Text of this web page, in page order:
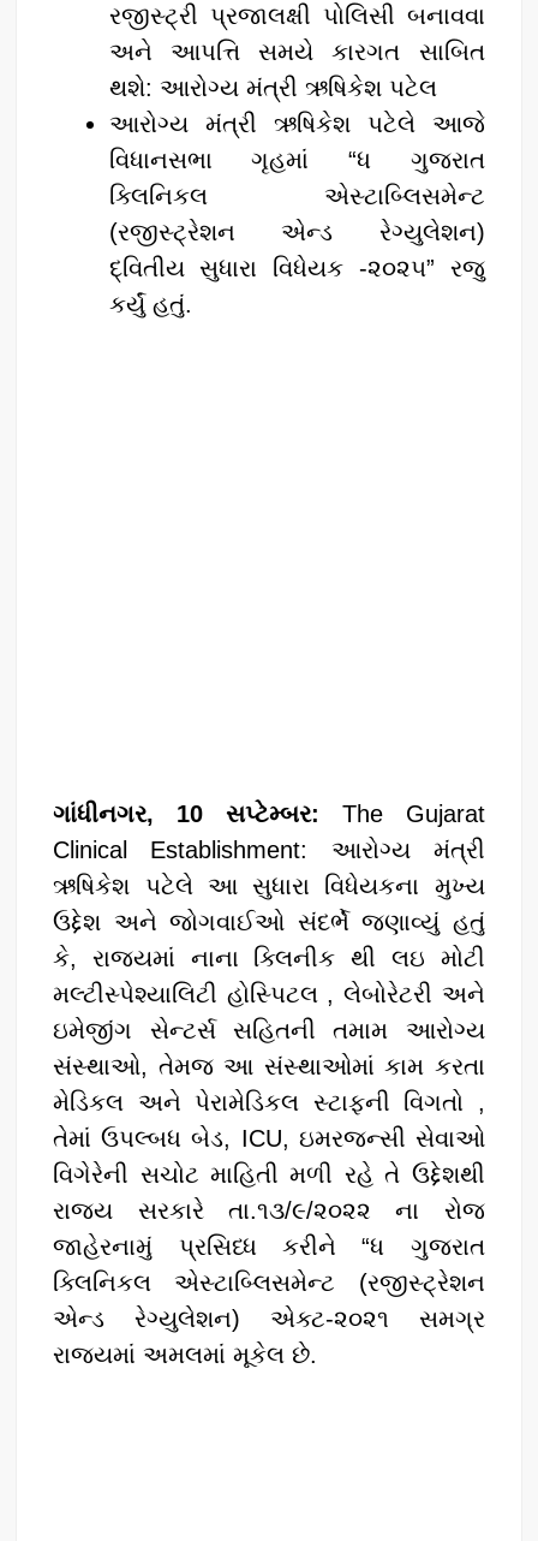
રજીસ્ટ્રી પ્રજાલક્ષી પોલિસી બનાવવા
અને આપત્તિ સમયે કારગત સાબિત
થશે: આરોગ્ય મંત્રી ઋષિકેશ પટેલ
આરોગ્ય મંત્રી ઋષિકેશ પટેલે આજે
વિધાનસભા ગૃહમાં “ધ ગુજરાત
ક્લિનિકલ એસ્ટાબ્લિસમેન્ટ
(રજીસ્ટ્રેશન એન્ડ રેગ્યુલેશન)
દ્વિતીય સુધારા વિધેયક -૨૦૨૫” રજુ
કર્યું હતું.
ગાંધીનગર, 10 સપ્ટેમ્બર: The Gujarat
Clinical Establishment: આરોગ્ય મંત્રી
ઋષિકેશ પટેલે આ સુધારા વિધેયકના મુખ્ય
ઉદ્દેશ અને જોગવાઈઓ સંદર્ભે જણાવ્યું હતું
કે, રાજ્યમાં નાના ક્લિનીક થી લઇ મોટી
મલ્ટીસ્પેશ્યાલિટી હોસ્પિટલ , લેબોરેટરી અને
ઇમેજીંગ સેન્ટર્સ સહિતની તમામ આરોગ્ય
સંસ્થાઓ, તેમજ આ સંસ્થાઓમાં કામ કરતા
મેડિકલ અને પેરામેડિકલ સ્ટાફની વિગતો ,
તેમાં ઉપલ્બધ બેડ, ICU, ઇમરજન્સી સેવાઓ
વિગેરેની સચોટ માહિતી મળી રહે તે ઉદ્દેશથી
રાજય સરકારે તા.૧૩/૯/૨૦૨૨ ના રોજ
જાહેરનામું પ્રસિધ્ધ કરીને “ધ ગુજરાત
ક્લિનિકલ એસ્ટાબ્લિસમેન્ટ (રજીસ્ટ્રેશન
એન્ડ રેગ્યુલેશન) એક્ટ-૨૦૨૧ સમગ્ર
રાજયમાં અમલમાં મૂકેલ છે.